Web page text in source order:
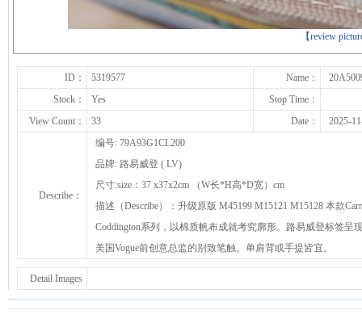
【review
ID： 5319577 Name：
Stock：
Yes
Stop Time：
View Count：
33 Date： 2025-
Describe：
编号: 79A93G1CL200
品牌: 路易威登 ( LV)
尺寸:size：37 x37x2cm （W长*H高*D宽）cm
描述（Describe）：升级原版 M45199 M15121 M15128 本款
Coddington系列，以棉质帆布成就考究廓形。路易威登标签
美国Vogue前创意总监的别致笔触。单肩背或手提皆宜。
Detail Images